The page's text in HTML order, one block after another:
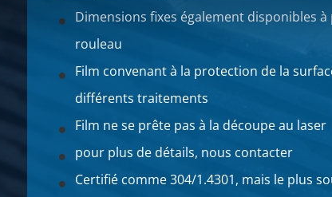
Dimensions fixes également disponibles
rouleau
Film convenant à la protection de la
différents traitements
Film ne se prête pas à la découpe au laser
pour plus de détails, nous contacter
Certifié comme 304/1.4301, mais le plus